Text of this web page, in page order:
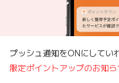
プッシュ通知をONにしていれ
限定ポイントアップのお知